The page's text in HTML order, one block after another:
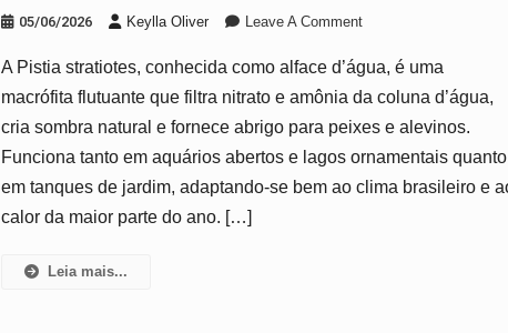
05/06/2026 Keylla Oliver Leave A CommentOn
Stratiotes
(alface
D’água):
Usar
No
A Pistia stratiotes, conhecida como alface d’água, é uma
macrófita flutuante que filtra nitrato e amônia da coluna d’água,
cria sombra natural e fornece abrigo para peixes e alevinos.
Funciona tanto em aquários abertos e lagos ornamentais quanto
em tanques de jardim, adaptando-se bem ao clima brasileiro e
calor da maior parte do ano. […]
Leia mais...